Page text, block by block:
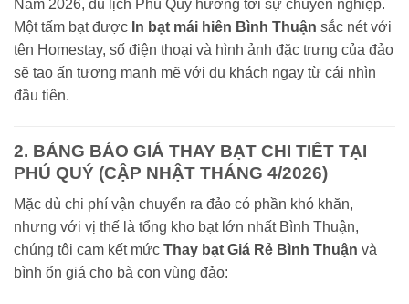
Năm 2026, du lịch Phú Quý hướng tới sự chuyên nghiệp.
Một tấm bạt được In bạt mái hiên Bình Thuận sắc nét với
tên Homestay, số điện thoại và hình ảnh đặc trưng của đảo
sẽ tạo ấn tượng mạnh mẽ với du khách ngay từ cái nhìn
đầu tiên.
2. BẢNG BÁO GIÁ THAY BẠT CHI TIẾT TẠI
PHÚ QUÝ (CẬP NHẬT THÁNG 4/2026)
Mặc dù chi phí vận chuyển ra đảo có phần khó khăn,
nhưng với vị thế là tổng kho bạt lớn nhất Bình Thuận,
chúng tôi cam kết mức Thay bạt Giá Rẻ Bình Thuận và
bình ổn giá cho bà con vùng đảo: